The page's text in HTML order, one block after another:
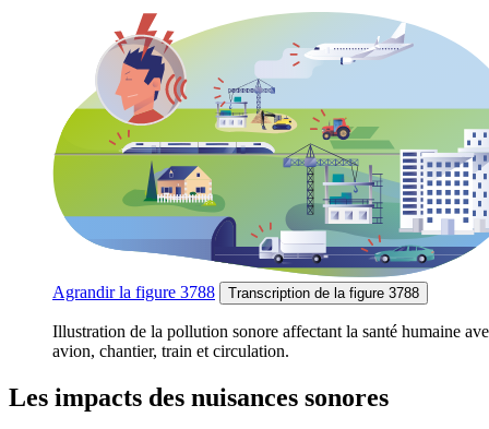
Agrandirla figure 3788 Transcription de la figure 3788
Illustration de la pollution sonore affectant la santé humaine
avion, chantier, train et circulation.
Les impacts des nuisances sonores